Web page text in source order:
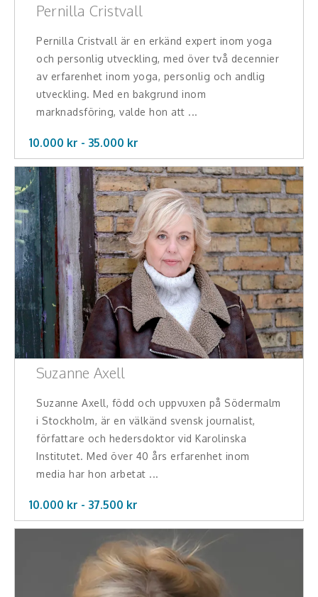
Pernilla Cristvall
Pernilla Cristvall är en erkänd expert inom yoga
och personlig utveckling, med över två decennier
av erfarenhet inom yoga, personlig och andlig
utveckling. Med en bakgrund inom
marknadsföring, valde hon att ...
10.000 kr - 35.000 kr
Suzanne Axell
Suzanne Axell, född och uppvuxen på Södermalm
i Stockholm, är en välkänd svensk journalist,
författare och hedersdoktor vid Karolinska
Institutet. Med över 40 års erfarenhet inom
media har hon arbetat ...
10.000 kr - 37.500 kr